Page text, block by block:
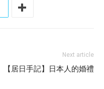
Next article
【居日手記】日本人的婚禮